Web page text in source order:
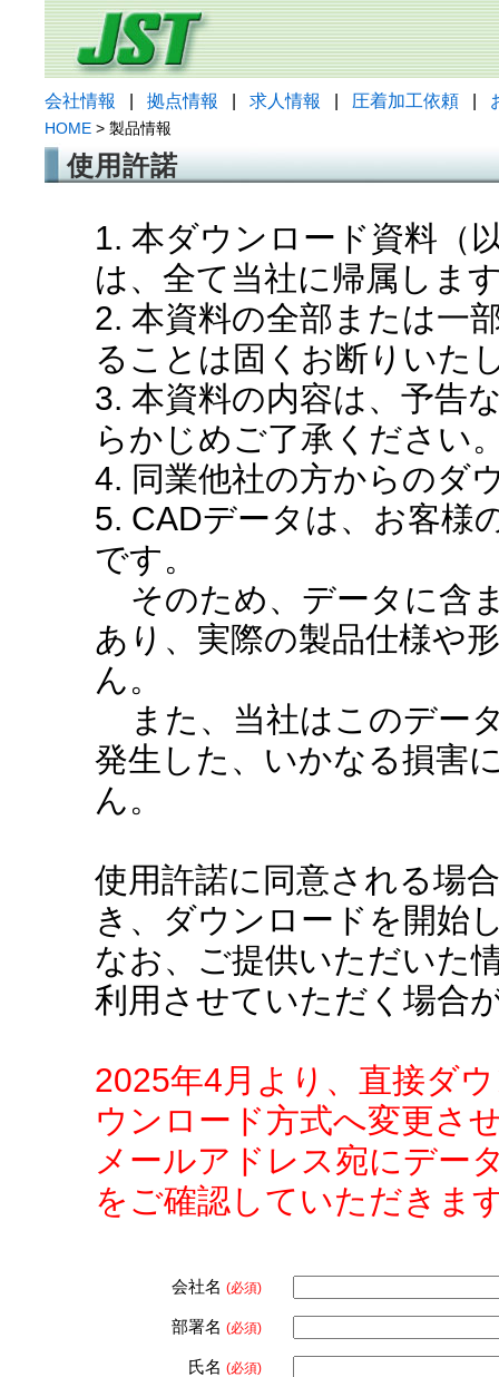
会社情報 拠点情報 求人情報 圧着加工依頼
HOME > 製品情報
使用許諾
1. 本ダウンロード資料（
は、全て当社に帰属しま
2. 本資料の全部または一
ることは固くお断りいた
3. 本資料の内容は、予告
らかじめご了承ください
4. 同業他社の方からのダ
5. CADデータは、お客様
です。
そのため、データに含
あり、実際の製品仕様や
ん。
また、当社はこのデー
発生した、いかなる損害
ん。
使用許諾に同意される場
き、ダウンロードを開始
なお、ご提供いただいた
利用させていただく場合
2025年4月より、直接ダ
ウンロード方式へ変更さ
メールアドレス宛にデー
をご確認していただきま
会社名 (必須)
部署名 (必須)
氏名 (必須)